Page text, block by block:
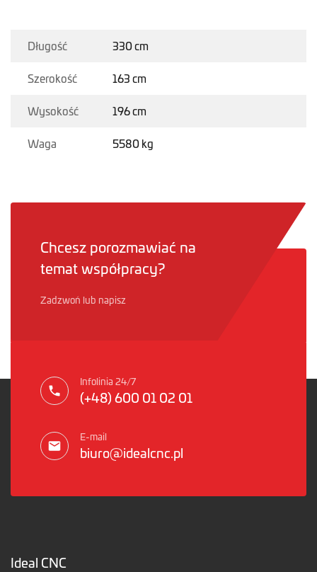
Długość 330 cm
Szerokość 163 cm
Wysokość 196 cm
Waga 5580 kg
Chcesz porozmawiać na
temat współpracy?
Zadzwoń lub napisz
Infolinia 24/7
(+48) 600 01 02 01
E-mail
biuro@idealcnc.pl
Ideal CNC